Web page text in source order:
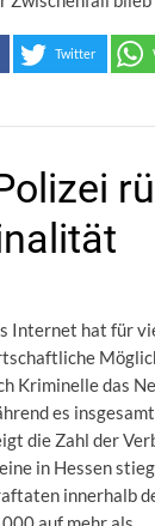
Twitter
Internet hat für
Kriminelle das
es
die Zahl der
in Hessen
innerhalb